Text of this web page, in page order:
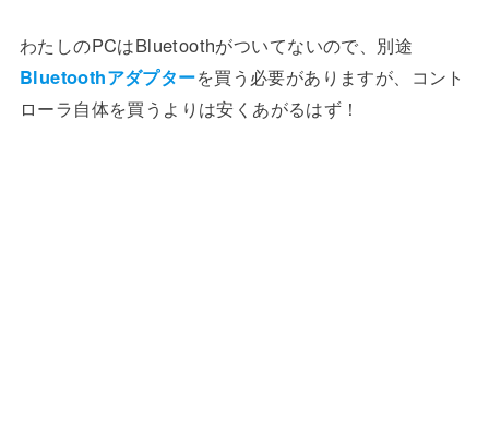
わたしのPCはBluetoothがついてないので、別途
Bluetoothアダプターを買う必要がありますが、コント
ローラ自体を買うよりは安くあがるはず！